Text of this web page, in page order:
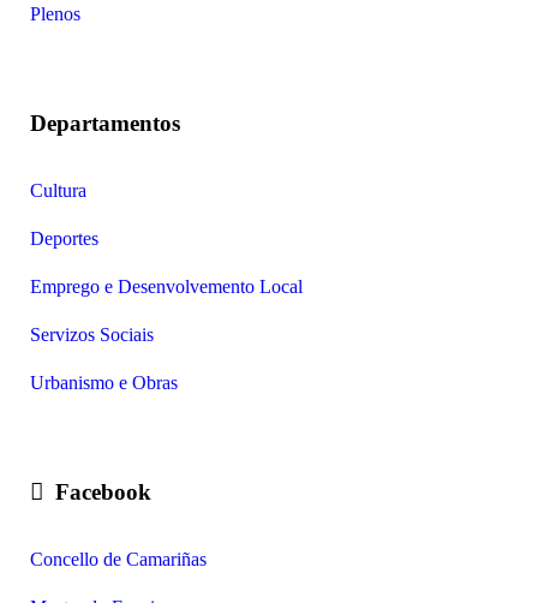
Plenos
Departamentos
Cultura
Deportes
Emprego e Desenvolvemento Local
Servizos Sociais
Urbanismo e Obras
Facebook
Concello de Camariñas